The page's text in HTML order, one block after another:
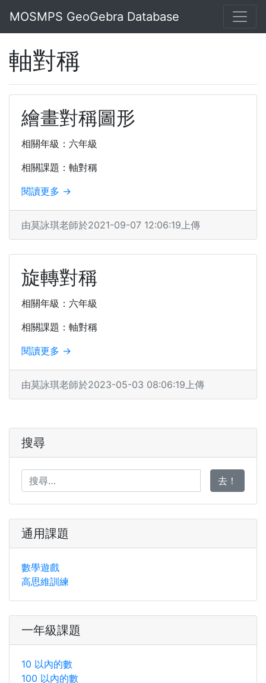
MOSMPS GeoGebra Database
軸對稱
繪畫對稱圖形
相關年級：六年級
相關課題：軸對稱
閱讀更多 →
由莫詠琪老師於2021-09-07 12:06:19上傳
旋轉對稱
相關年級：六年級
相關課題：軸對稱
閱讀更多 →
由莫詠琪老師於2023-05-03 08:06:19上傳
搜尋
去！
通用課題
數學遊戲
高思維訓練
一年級課題
10 以內的數
100 以內的數